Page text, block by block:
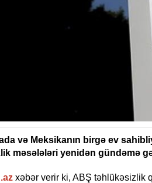
və Meksikanın birgə ev
məsələləri yenidən gündəmə
xəbər verir ki, ABŞ təhlükəsizlik